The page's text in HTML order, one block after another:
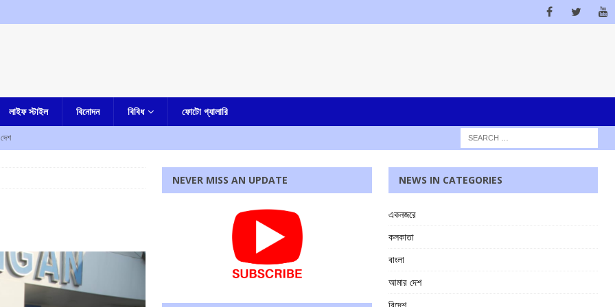
লাইফ স্টাইল বিনোদন বিবিধ ফোটো গ্যালারি
ধৃত তিন
এক নজরে
উত্তেজনা ডোমজুর এলাকায়..
NEVER MISS AN UPDATE NEWS IN CATEGORIES
একনজরে
কলকাতা
বাংলা
আমার দেশ